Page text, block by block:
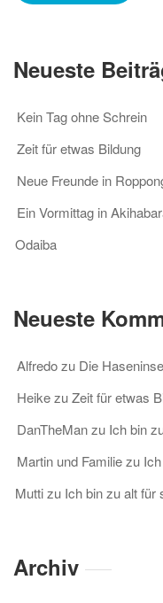
Neueste
Kein Tag ohne Schrein
Zeit für etwas Bildung
Neue Freunde in
Ein Vormittag in
Odaiba
Neueste
Alfredozu Die
HeikezuZeit für etwas
DanTheManzu Ich bin
Martin und Familiezu
Muttizu Ich bin zu alt für
Archiv